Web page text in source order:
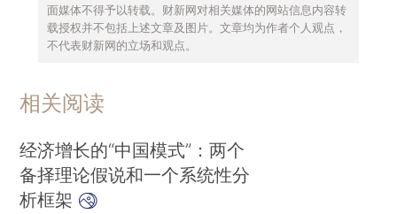
面媒体不得予以转载。财新网对相关媒体的网站信息内容转
载授权并不包括上述文章及图片。文章均为作者个人观点，
不代表财新网的立场和观点。
相关阅读
经济增长的“中国模式”：两个
备择理论假说和一个系统性分
析框架